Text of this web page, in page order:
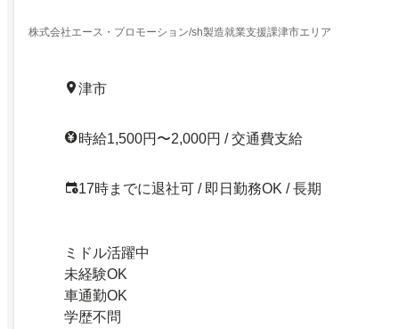
株式会社エース・プロモーション/sh製造就業支援課津市エリア
津市
時給1,500円〜2,000円 / 交通費支給
17時までに退社可 / 即日勤務OK / 長期
ミドル活躍中
未経験OK
車通勤OK
学歴不問